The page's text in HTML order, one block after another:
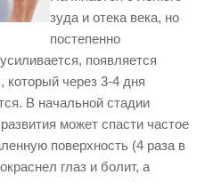
зуда и отека века, но
постепенно
появляется
через 3-4 дня
В начальной стадии
может спасти частое
поверхность (4 раза в
глаз и болит, а